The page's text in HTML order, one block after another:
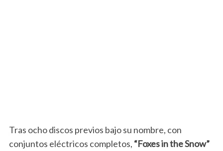
Tras ocho discos previos bajo su nombre, con
conjuntos eléctricos completos, “Foxes in the Snow”